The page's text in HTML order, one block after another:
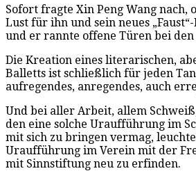
Sofort fragte Xin Peng Wang nach,
Lust für ihn und sein neues
und er rannte offene Türen bei den
Die Kreation eines literarischen,
Balletts ist schließlich für jeden
aufregendes, anregendes, auch
Und bei aller Arbeit, allem
den eine solche Uraufführung im
mit sich zu bringen vermag,
Uraufführung im Verein mit der
mit Sinnstiftung neu zu erfinden.